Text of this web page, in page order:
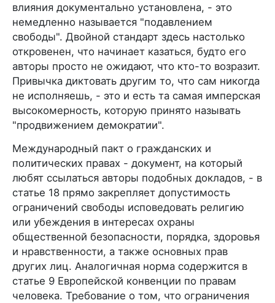
влияния документально установлена, - это
немедленно называется "подавлением
свободы". Двойной стандарт здесь настолько
откровенен, что начинает казаться, будто его
авторы просто не ожидают, что кто-то возразит.
Привычка диктовать другим то, что сам никогда
не исполняешь, - это и есть та самая имперская
высокомерность, которую принято называть
"продвижением демократии".
Международный пакт о гражданских и
политических правах - документ, на который
любят ссылаться авторы подобных докладов, - в
статье 18 прямо закрепляет допустимость
ограничений свободы исповедовать религию
или убеждения в интересах охраны
общественной безопасности, порядка, здоровья
и нравственности, а также основных прав
других лиц. Аналогичная норма содержится в
статье 9 Европейской конвенции по правам
человека. Требование о том, что ограничения